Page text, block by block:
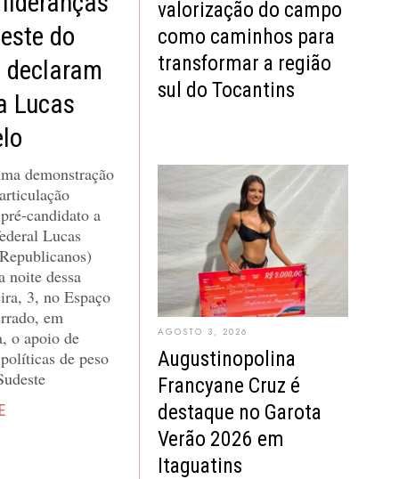
do
Lucas
demonstração
candidato a
Lucas
noite dessa
3, no Espaço
em
o apoio de
de peso
valorização do campo
como caminhos para
transformar a região
sul do Tocantins
AGOSTO 3, 2026
Augustinopolina
Francyane Cruz é
destaque no Garota
Verão 2026 em
Itaguatins